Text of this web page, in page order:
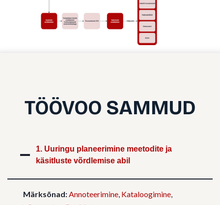
TÖÖVOO SAMMUD
1. Uuringu planeerimine meetodite ja
käsitluste võrdlemise abil
Märksõnad: Annoteerimine Kataloogimine